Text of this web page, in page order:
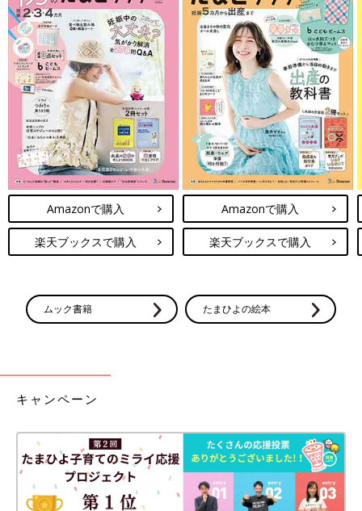
Amazonで購入
楽天ブックスで購入
Amazonで購入
楽天ブックスで購入
ムック書籍 たまひよの絵本
キャンペーン